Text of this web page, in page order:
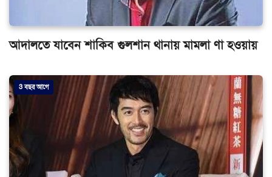
আদালতে যাবেন শাকিব গুলশান থানায় মামলা ণা হওয়ায়
3 বছর আগে